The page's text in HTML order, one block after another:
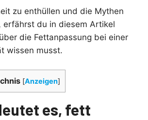
zu enthüllen und die Mythen
erfährst du in diesem Artikel
die Fettanpassung bei einer
wissen musst.
[Anzeigen]
es, fett